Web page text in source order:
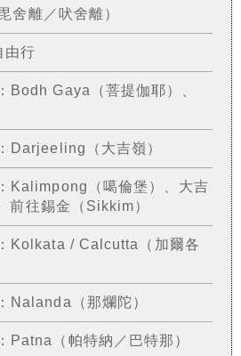
舍離／吠舍離）
由行
Bodh Gaya（菩提伽耶）、
Darjeeling（大吉嶺）
Kalimpong（噶倫堡）、大吉
往錫金（Sikkim）
Kolkata / Calcutta（加爾各
Nalanda（那爛陀）
Patna（帕特納／巴特那）